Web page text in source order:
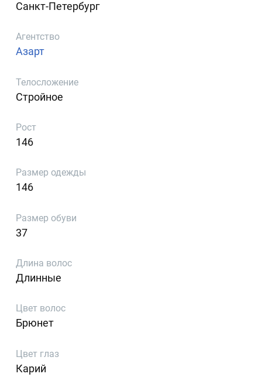
Санкт-Петербург
Агентство
Азарт
Телосложение
Стройное
Рост
146
Размер одежды
146
Размер обуви
37
Длина волос
Длинные
Цвет волос
Брюнет
Цвет глаз
Карий